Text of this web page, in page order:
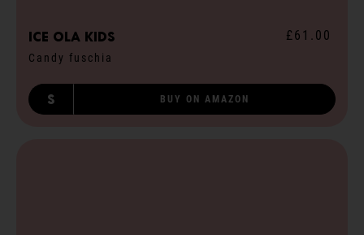
ICE ola kids
Candy fuschia
£61.00
S BUY ON AMAZON